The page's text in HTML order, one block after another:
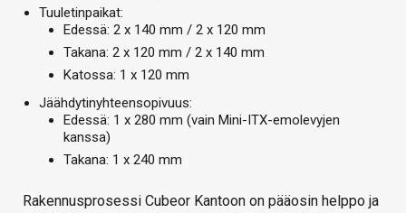
Tuuletinpaikat:
Edessä: 2 x 140 mm / 2 x 120 mm
Takana: 2 x 120 mm / 2 x 140 mm
Katossa: 1 x 120 mm
Jäähdytinyhteensopivuus:
Edessä: 1 x 280 mm (vain Mini-ITX-emolevyjen
kanssa)
Takana: 1 x 240 mm
Rakennusprosessi Cubeor Kantoon on pääosin helppo ja